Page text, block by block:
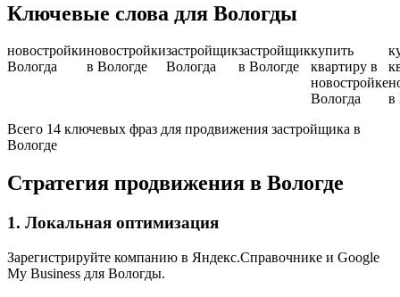
Ключевые слова для Вологды
новостройки
Вологда
новостройки
в Вологде
застройщик
Вологда
застройщик
в Вологде
купить
квартиру в
новостройке
Вологда
в
Всего 14 ключевых фраз для продвижения застройщика в
Вологде
Стратегия продвижения в Вологде
1. Локальная оптимизация
Зарегистрируйте компанию в Яндекс.Справочнике и Google
My Business для Вологды.